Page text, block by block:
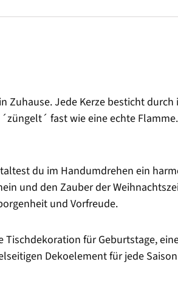
Zuhause. Jede Kerze besticht
fast wie eine echte
du im Handumdrehen ein
und den Zauber der
und Vorfreude.
Tischdekoration für Geburtstage,
Dekoelement für jede